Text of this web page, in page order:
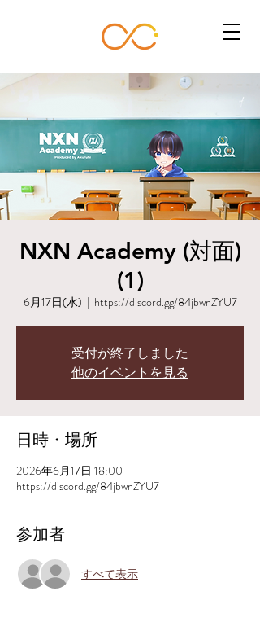
NXN Academy (対面)
(1)
6月17日(水)
  |
https://discord.gg/84jbwnZYU7
受付が終了しました
他のイベントを見る
日時・場所
2026年6月17日 18:00
https://discord.gg/84jbwnZYU7
参加者
すべて表示